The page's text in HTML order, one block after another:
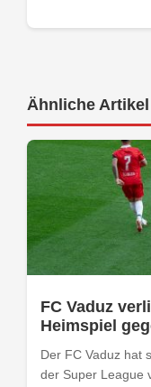
Ähnliche Artikel
FC Vaduz
Heimspiel
Der FC Vaduz hat
der Super League